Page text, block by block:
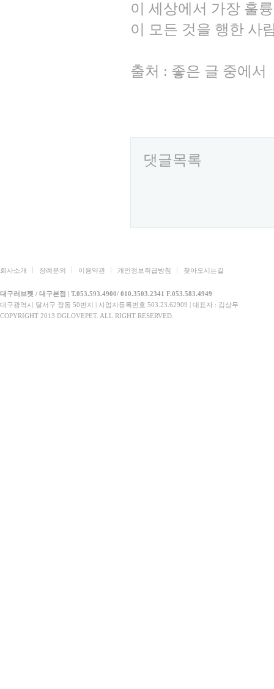
이 세상에서 가장 훌
이 모든 것을 행한 사
출처 : 좋은 글 중에서
댓글목록
회사소개 장례문의 이용약관 개인정보취급방침 찾아오시는길
대구러브펫 / 대구본점 | T.053.593.4900/ 010.3503.2341 F.053.583.4949
대구광역시 달서구 장동 50번지 | 사업자등록번호 503.23.62909 | 대표자 : 김상무
COPYRIGHT 2013 DGLOVEPET. ALL RIGHT RESERVED.